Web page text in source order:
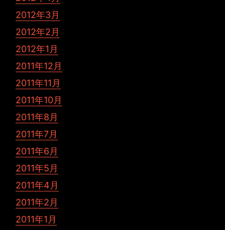
2012年3月
2012年2月
2012年1月
2011年12月
2011年11月
2011年10月
2011年8月
2011年7月
2011年6月
2011年5月
2011年4月
2011年2月
2011年1月